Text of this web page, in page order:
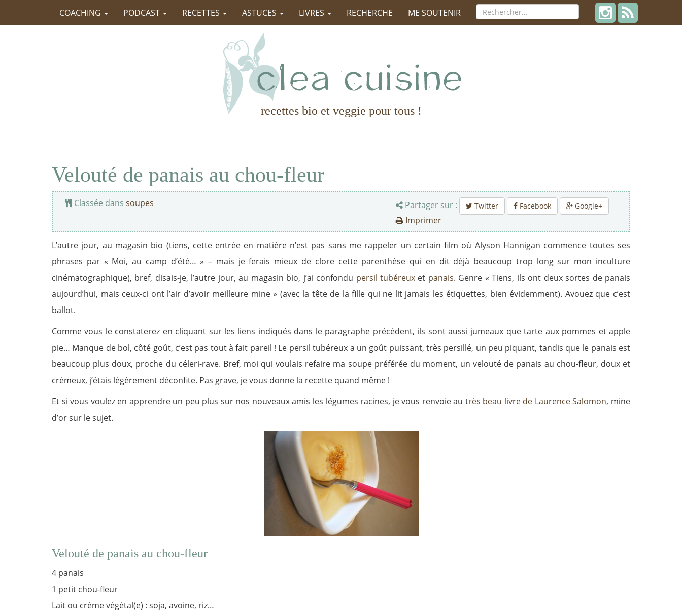
COACHING PODCAST RECETTES ASTUCES LIVRES RECHERCHE ME SOUTENIR
recettes bio et veggie pour tous !
Velouté de panais au chou-fleur
Classée dans soupes Partager sur : Twitter Facebook Google+
Imprimer
L’autre jour, au magasin bio (tiens, cette entrée en matière n’est pas sans me rappeler un certain film où Alyson Hannigan commence toutes ses
phrases par « Moi, au camp d’été… » – mais je ferais mieux de clore cette parenthèse qui en dit déjà beaucoup trop long sur mon inculture
cinématographique), bref, disais-je, l’autre jour, au magasin bio, j’ai confondu persil tubéreux et panais. Genre « Tiens, ils ont deux sortes de panais
aujourd’hui, mais ceux-ci ont l’air d’avoir meilleure mine » (avec la tête de la fille qui ne lit jamais les étiquettes, bien évidemment). Avouez que c’est
ballot.
Comme vous le constaterez en cliquant sur les liens indiqués dans le paragraphe précédent, ils sont aussi jumeaux que tarte aux pommes et apple
pie… Manque de bol, côté goût, c’est pas tout à fait pareil ! Le persil tubéreux a un goût puissant, très persillé, un peu piquant, tandis que le panais est
beaucoup plus doux, proche du céleri-rave. Bref, moi qui voulais refaire ma soupe préférée du moment, un velouté de panais au chou-fleur, doux et
crémeux, j’étais légèrement déconfite. Pas grave, je vous donne la recette quand même !
Et si vous voulez en apprendre un peu plus sur nos nouveaux amis les légumes racines, je vous renvoie au très beau livre de Laurence Salomon, mine
d’or sur le sujet.
Velouté de panais au chou-fleur
4 panais
1 petit chou-fleur
Lait ou crème végétal(e) : soja, avoine, riz…